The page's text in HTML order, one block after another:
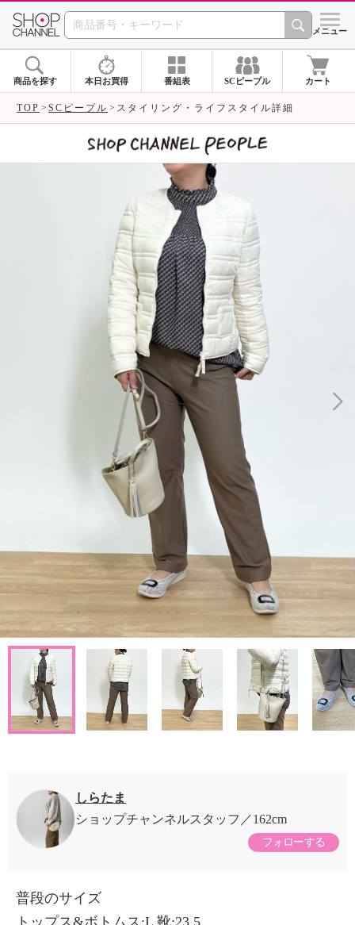
SHOP CHANNEL シメニュー
商品を探す 本日お買得 番組表 SCピープル カート
TOP SCピープル スタイリング・ライフスタイル詳細
しらたま
ショップチャンネルスタッフ
162cm
フォローする
普段のサイズ
トップス&ボトムス:L 靴:23.5